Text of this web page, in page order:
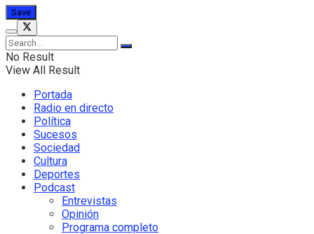
No Result
View All Result
Portada
Radio en directo
Política
Sucesos
Sociedad
Cultura
Deportes
Podcast
Entrevistas
Opinión
Programa completo